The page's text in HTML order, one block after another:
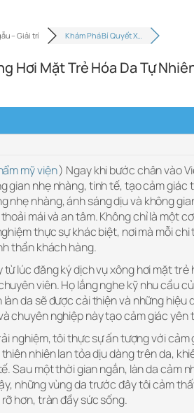
– Giải trí Khám Phá Bí Quyết X…
Hơi Mặt Trẻ Hóa Da Tự
mỹ viện) Ngay khi bước chân vào
gian nhẹ nhàng, tinh tế, tạo cảm
nhẹ nhàng, ánh sáng dịu và không
mái và an tâm. Không chỉ là một
thực sự khác biệt, nơi mà mỗi
thần khách hàng.
từ lúc đăng ký dịch vụ xông hơi mặt
viên. Họ lắng nghe kỹ nhu cầu
da sẽ được cải thiện và những hiệu
chuyên nghiệp này tạo cảm giác yên
nghiệm, tôi thực sự ấn tượng với
nhiên lan tỏa dịu dàng trên da,
Sau một thời gian ngắn, làn da cảm
những vùng da trước đây tôi cảm
hơn, tràn đầy sức sống.